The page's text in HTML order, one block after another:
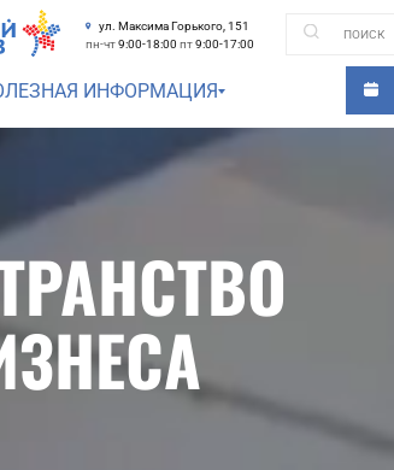
ул. Максима Горького, 151
пн-чт9:00-18:00 пт9:00-17:00
ИНФОРМАЦИЯ